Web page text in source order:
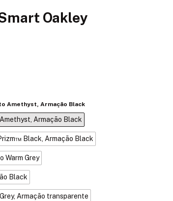
Oakley
Amethyst, Armação Black
Armação Black
Black, Armação Black
Warm Grey
Black
Armação transparente